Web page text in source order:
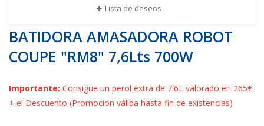
Lista de deseos
BATIDORA AMASADORA ROBOT
COUPE "RM8" 7,6Lts 700W
Importante: Consigue un perol extra de 7.6L valorado en 265€
+ el Descuento (Promocion válida hasta fin de existencias)